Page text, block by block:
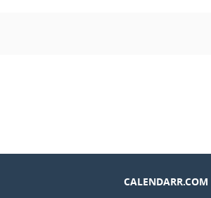
CALENDARR.COM